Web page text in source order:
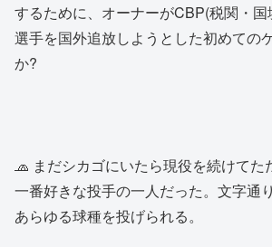
するために、オーナーがCBP(税関・
選手を国外追放しようとした初めての
か?
🧢 まだシカゴにいたら現役を続けてた
一番好きな投手の一人だった。文字通
あらゆる球種を投げられる。